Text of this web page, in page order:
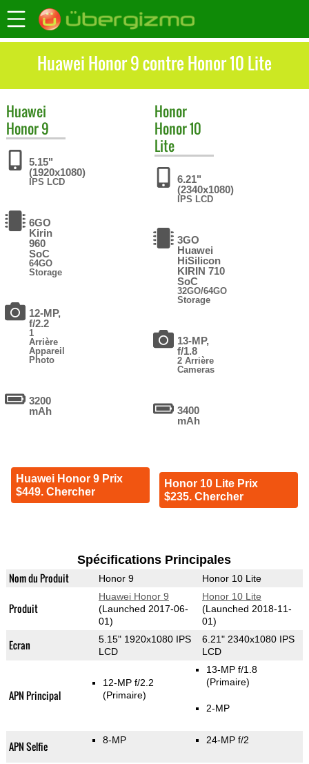
Huawei Honor 9 contre Honor 10 Lite
Huawei
Honor 9
5.15"
(1920x1080)
IPS LCD
6GO
Kirin
960
SoC
64GO
Storage
12-MP,
f/2.2
1
Arrière
Appareil
Photo
3200
mAh
Huawei Honor 9 Prix
$449. Chercher
Honor
Honor 10
Lite
6.21"
(2340x1080)
IPS LCD
3GO
Huawei
HiSilicon
KIRIN 710
SoC
32GO/64GO
Storage
13-MP,
f/1.8
2 Arrière
Cameras
3400
mAh
Honor 10 Lite Prix
$235. Chercher
Spécifications Principales
Nom du Produit Honor 9 Honor 10 Lite
Produit
Huawei Honor 9
(Launched 2017-06-
01)
Honor 10 Lite
(Launched 2018-11-
01)
Ecran
5.15" 1920x1080 IPS
LCD
6.21" 2340x1080 IPS
LCD
APN Principal
12-MP f/2.2
(Primaire)
13-MP f/1.8
(Primaire)
2-MP
APN Selfie 8-MP 24-MP f/2